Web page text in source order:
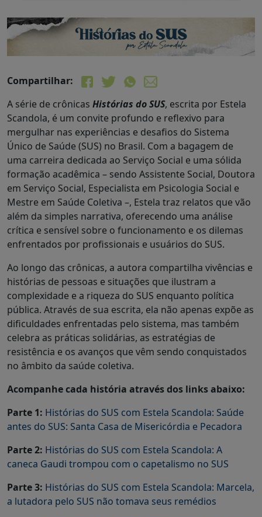
Compartilhar:
A série de crônicas Histórias do SUS, escrita por Estela
Scandola, é um convite profundo e reflexivo para
mergulhar nas experiências e desafios do Sistema
Único de Saúde (SUS) no Brasil. Com a bagagem de
uma carreira dedicada ao Serviço Social e uma sólida
formação acadêmica – sendo Assistente Social, Doutora
em Serviço Social, Especialista em Psicologia Social e
Mestre em Saúde Coletiva –, Estela traz relatos que vão
além da simples narrativa, oferecendo uma análise
crítica e sensível sobre o funcionamento e os dilemas
enfrentados por profissionais e usuários do SUS.
Ao longo das crônicas, a autora compartilha vivências e
histórias de pessoas e situações que ilustram a
complexidade e a riqueza do SUS enquanto política
pública. Através de sua escrita, ela não apenas expõe as
dificuldades enfrentadas pelo sistema, mas também
celebra as práticas solidárias, as estratégias de
resistência e os avanços que vêm sendo conquistados
no âmbito da saúde coletiva.
Acompanhe cada história através dos links abaixo:
Parte 1: Histórias do SUS com Estela Scandola: Saúde
antes do SUS: Santa Casa de Misericórdia e Pecadora
Parte 2: Histórias do SUS com Estela Scandola: A
caneca Gaudi trompou com o capetalismo no SUS
Parte 3: Histórias do SUS com Estela Scandola: Marcela,
a lutadora pelo SUS não tomava seus remédios